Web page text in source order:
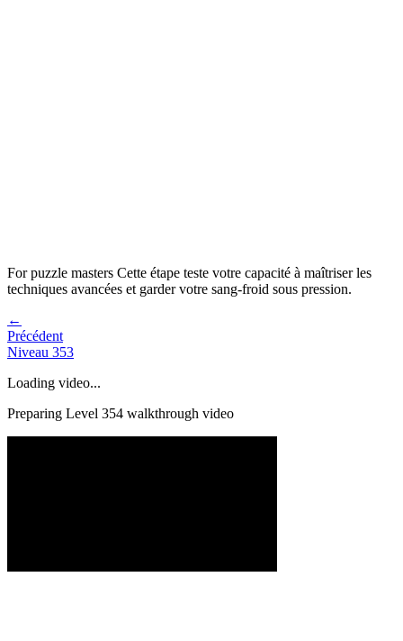
For puzzle masters Cette étape teste votre capacité à maîtriser les
techniques avancées et garder votre sang-froid sous pression.
←
Précédent
Niveau 353
Loading video...
Preparing Level 354 walkthrough video